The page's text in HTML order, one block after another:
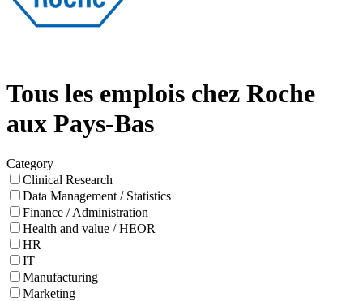
Tous les emplois chez Roche
aux Pays-Bas
Category
Clinical Research
Data Management / Statistics
Finance / Administration
Health and value / HEOR
HR
IT
Manufacturing
Marketing